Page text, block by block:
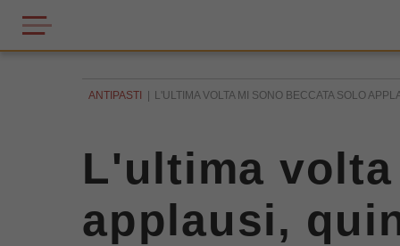
ANTIPASTI L'ULTIMA VOLTA MI SONO BECCATA SOLO
L'ultima
applausi,